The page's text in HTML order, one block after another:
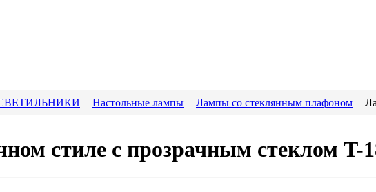
Настольные лампы Лампы со стеклянным плафоном
стиле с прозрачным стеклом T-